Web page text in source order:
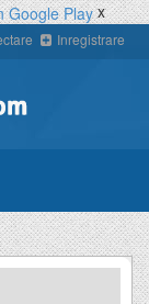
x
Inregistrare